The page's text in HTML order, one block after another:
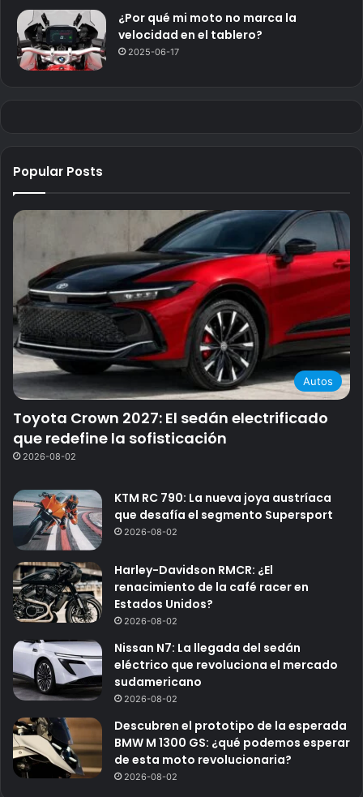
¿Por qué mi moto no marca la
velocidad en el tablero?
2025-06-17
Popular Posts
Autos
Toyota Crown 2027: El sedán electrificado
que redefine la sofisticación
2026-08-02
KTM RC 790: La nueva joya austríaca
que desafía el segmento Supersport
2026-08-02
Harley-Davidson RMCR: ¿El
renacimiento de la café racer en
Estados Unidos?
2026-08-02
Nissan N7: La llegada del sedán
eléctrico que revoluciona el mercado
sudamericano
2026-08-02
Descubren el prototipo de la esperada
BMW M 1300 GS: ¿qué podemos esperar
de esta moto revolucionaria?
2026-08-02